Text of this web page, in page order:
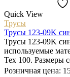
Quick View
Трусы
Трусы 123-09K
Трусы 123-09K
используемые
Tex 100. Размеры
Розничная цена: